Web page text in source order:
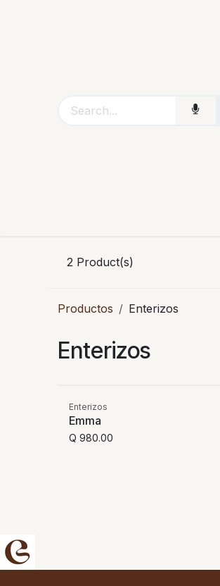
2 Product(s)
Productos Enterizos
Enterizos
Enterizos
Emma
Q980.00